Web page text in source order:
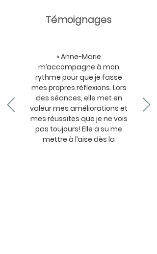
Témoignages
« Anne-Marie
m’accompagne à mon
rythme pour que je fasse
mes propres réflexions. Lors
des séances, elle met en
valeur mes améliorations et
mes réussites que je ne vois
pas toujours! Elle a su me
mettre à l’aise dès la